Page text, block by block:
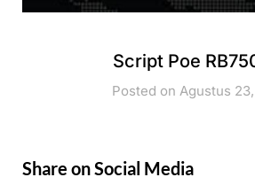
Script Poe
Posted on Agustus 23,
Share on Social Media